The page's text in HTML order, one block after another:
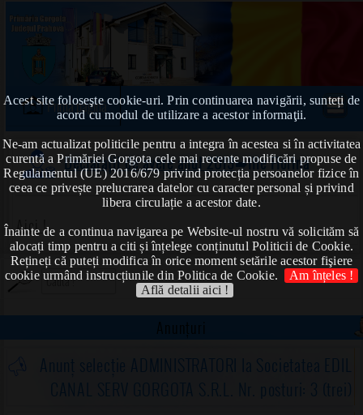
Acest site foloseşte cookie-uri. Prin continuarea navigării, sunteți de
acord cu modul de utilizare a acestor informaţii.
Ne-am actualizat politicile pentru a integra în acestea si în activitatea
curentă a Primăriei Gorgota cele mai recente modificări propuse de
Regulamentul (UE) 2016/679 privind protecția persoanelor fizice în
ceea ce privește prelucrarea datelor cu caracter personal și privind
libera circulație a acestor date.
Înainte de a continua navigarea pe Website-ul nostru vă solicităm să
alocați timp pentru a citi și înțelege conținutul Politicii de Cookie.
Rețineți că puteți modifica în orice moment setările acestor fişiere
cookie urmând instrucțiunile din Politica de Cookie.
Am înțeles !
Află detalii aici !
Prima pagină
Declarații de avere anul 2019➠Ilie Florina
Aici !
Anunțuri
Anunț selecție ADMINISTRATORI la Societatea EDIL
CANAL SERV GORGOTA S.R.L. Nr. posturi: 3 (trei)